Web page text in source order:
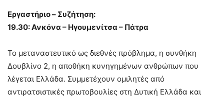
Εργαστήριo – Συζήτηση:
19.30: Ανκόνα – Ηγουμενίτσα – Πάτρα
Το μεταναστευτικό ως διεθνές πρόβλημα, η συνθήκη
Δουβλίνο 2, η αποθήκη κυνηγημένων ανθρώπων που
λέγεται Ελλάδα. Συμμετέχουν ομιλητές από
αντιρατσιστικές πρωτοβουλίες στη Δυτική Ελλάδα και